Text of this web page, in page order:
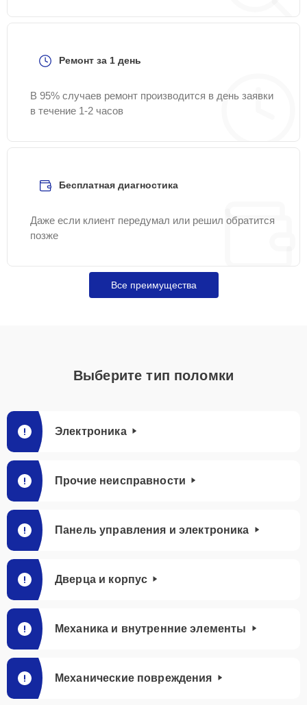
Ремонт за 1 день
В 95% случаев ремонт производится в день заявки
в течение 1-2 часов
Бесплатная диагностика
Даже если клиент передумал или решил обратится
позже
Все преимущества
Выберите тип поломки
Электроника
Прочие неисправности
Панель управления и электроника
Дверца и корпус
Механика и внутренние элементы
Механические повреждения